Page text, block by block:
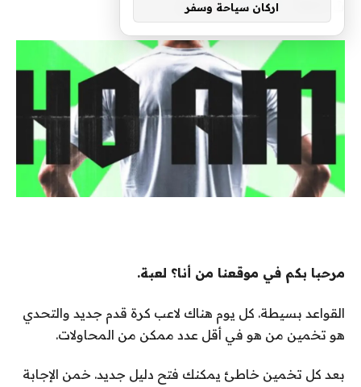
مرحبا بكم في موقعنا من أنا؟ لعبة.
القواعد بسيطة. كل يوم هناك لاعب كرة قدم جديد والتحدي
هو تخمين من هو في أقل عدد ممكن من المحاولات.
بعد كل تخمين خاطئ يمكنك فتح دليل جديد. خمن الإجابة
اركان سياحة وسفر